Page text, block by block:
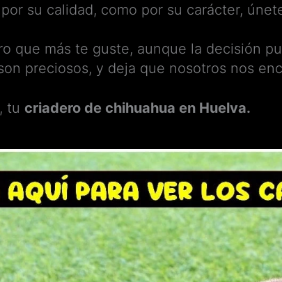
su calidad, como por su carácter,
que más te guste, aunque la decisión
preciosos, y deja que nosotros nos
tu criadero de chihuahua en Huelva.